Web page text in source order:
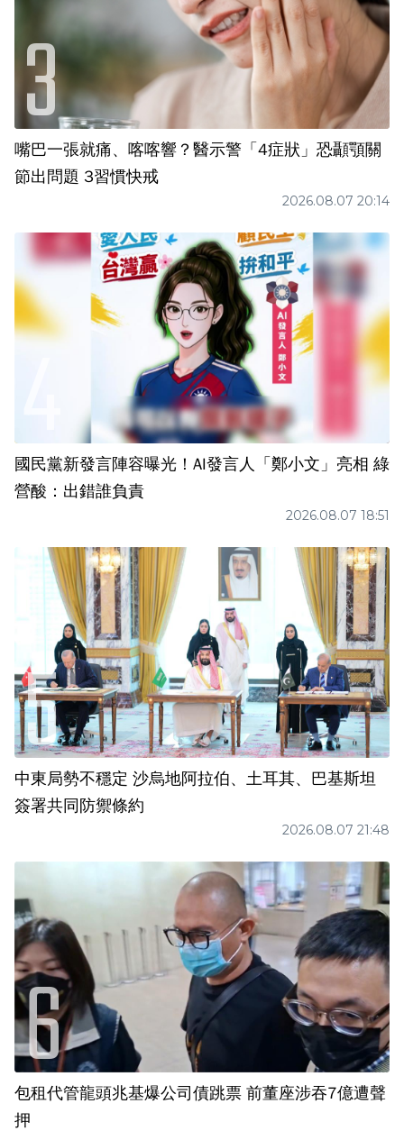
嘴巴一張就痛、喀喀響？醫示警「4症狀」恐顳顎關
節出問題 3習慣快戒
2026.08.07 20:14
國民黨新發言陣容曝光！AI發言人「鄭小文」亮相 綠
營酸：出錯誰負責
2026.08.07 18:51
中東局勢不穩定 沙烏地阿拉伯、土耳其、巴基斯坦
簽署共同防禦條約
2026.08.07 21:48
包租代管龍頭兆基爆公司債跳票 前董座涉吞7億遭聲
押